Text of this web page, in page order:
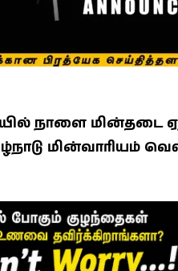
மின்தடை
மின்வாரியம்